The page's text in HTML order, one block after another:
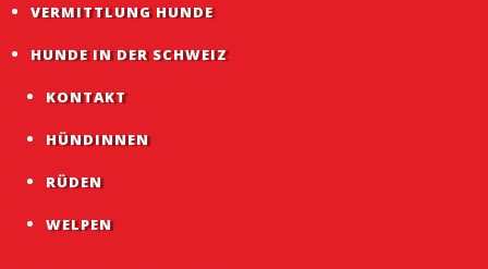
VERMITTLUNG HUNDE
HUNDE IN DER SCHWEIZ
KONTAKT
HÜNDINNEN
RÜDEN
WELPEN